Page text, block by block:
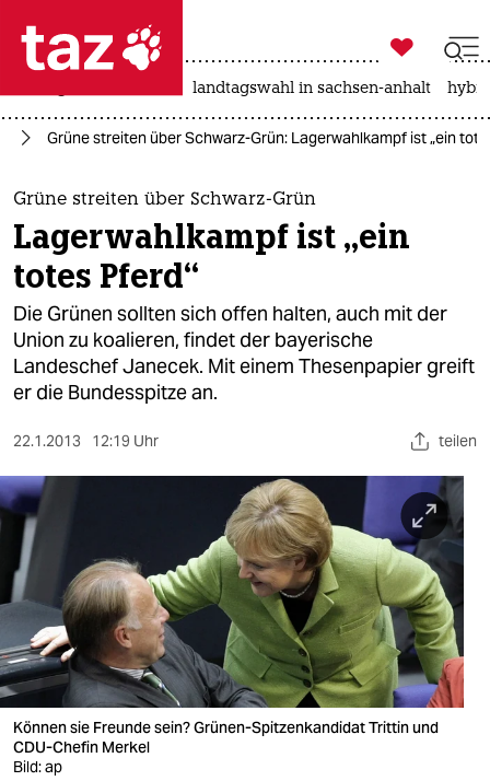
 taz zahl ich
taz zahl ich
themen
politik
öko
gesellschaft
kultur
sport
berlin
nord
wahrheit
verlag
verlag
veranstaltungen
shop

taz zahl ich
landtagswahl in sachsen-anhalt
Grüne streiten über Schwarz-Grün: Lagerwahlkampf ist „ein
Grüne streiten über Schwarz-Grün
Lagerwahlkampf ist „ein
totes Pferd“
Die Grünen sollten sich offen halten, auch mit der
Union zu koalieren, findet der bayerische
Landeschef Janecek. Mit einem Thesenpapier greift
er die Bundesspitze an.
22.1.2013 12:19 Uhr teilen
Können sie Freunde sein? Grünen-Spitzenkandidat Trittin und
CDU-Chefin Merkel
Bild: ap